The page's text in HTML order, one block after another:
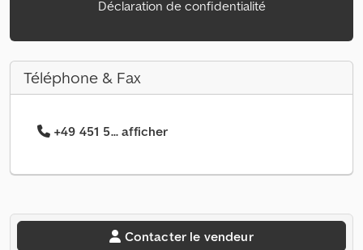
Déclaration de confidentialité
Téléphone & Fax
+49 451 5... afficher
Contacter le vendeur